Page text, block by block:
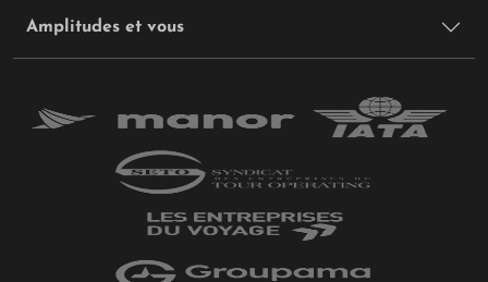
Amplitudes et vous